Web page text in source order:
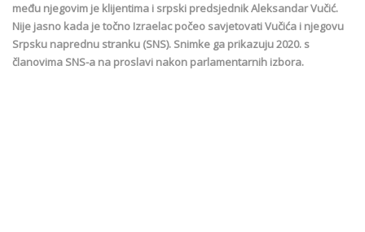
među njegovim je klijentima i srpski predsjednik Aleksandar Vučić.
Nije jasno kada je točno Izraelac počeo savjetovati Vučića i njegovu
Srpsku naprednu stranku (SNS). Snimke ga prikazuju 2020. s
članovima SNS-a na proslavi nakon parlamentarnih izbora.